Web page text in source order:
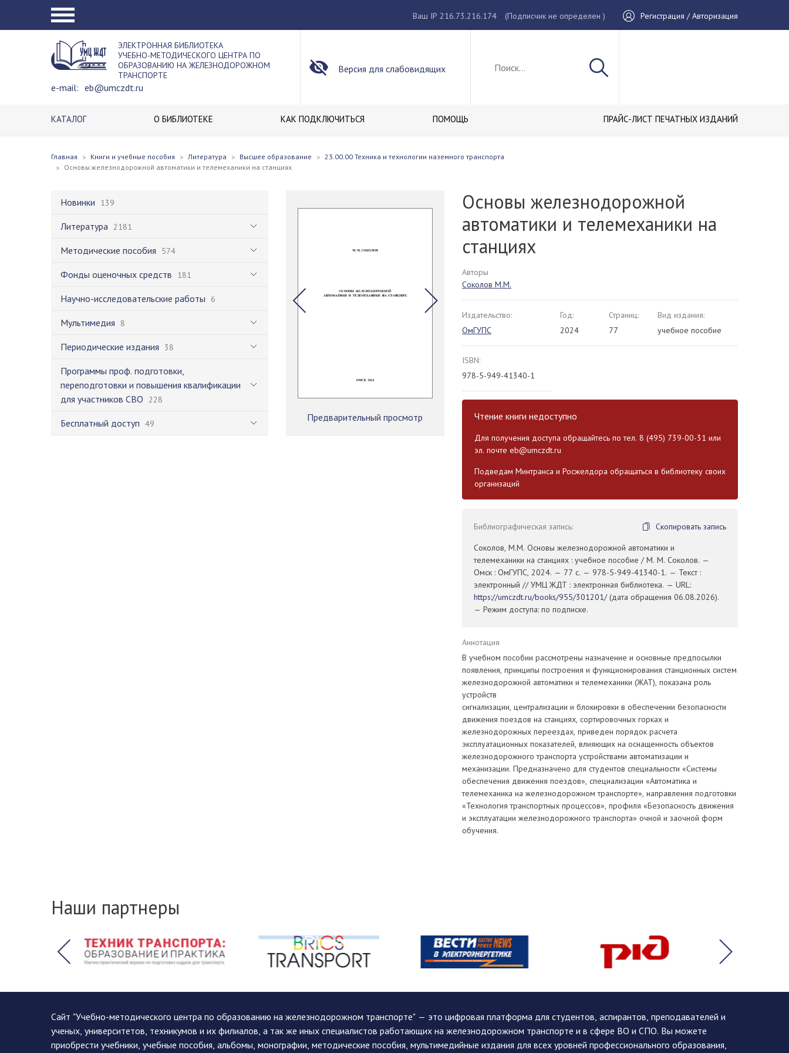
Ваш IP 216.73.216.174 (Подписчик не определен ) Регистрация / Авторизация
ЭЛЕКТРОННАЯ БИБЛИОТЕКА
УЧЕБНО-МЕТОДИЧЕСКОГО ЦЕНТРА ПО
ОБРАЗОВАНИЮ НА ЖЕЛЕЗНОДОРОЖНОМ
ТРАНСПОРТЕ
e-mail: eb@umczdt.ru
Версия для слабовидящих
КАТАЛОГ О БИБЛИОТЕКЕ КАК ПОДКЛЮЧИТЬСЯ ПОМОЩЬ ПРАЙС-ЛИСТ ПЕЧАТНЫХ ИЗДАНИЙ
Главная Книги и учебные пособия Литература Высшее образование
23.00.00 Техника и технологии наземного транспорта
Основы железнодорожной автоматики и телемеханики на станциях
Новинки 139
Литература 2181
Методические пособия 574
Фонды оценочных средств 181
Научно-исследовательские работы 6
Мультимедия 8
Периодические издания 38
Программы проф. подготовки,
переподготовки и повышения квалификации
для участников СВО 228
Бесплатный доступ 49
Предварительный просмотр
Основы железнодорожной
автоматики и телемеханики на
станциях
Авторы
Соколов М.М.
Издательство:
ОмГУПС
Год:
2024
Страниц:
77
Вид издания:
учебное пособие
ISBN:
978-5-949-41340-1
Чтение книги недоступно
Для получения доступа обращайтесь по тел. 8 (495) 739-00-31 или
эл. почте eb@umczdt.ru
Подведам Минтранса и Росжелдора обращаться в библиотеку своих
организаций
Библиографическая запись:
Скопировать запись
Соколов, М.М. Основы железнодорожной автоматики и
телемеханики на станциях : учебное пособие / М. М. Соколов. —
Омск : ОмГУПС, 2024. — 77 с. — 978-5-949-41340-1. — Текст :
электронный // УМЦ ЖДТ : электронная библиотека. — URL:
https://umczdt.ru/books/955/301201/(дата обращения 06.08.2026).
— Режим доступа: по подписке.
Аннотация
В учебном пособии рассмотрены назначение и основные предпосылки
появления, принципы построения и функционирования станционных систем
железнодорожной автоматики и телемеханики (ЖАТ), показана роль
устройств
сигнализации, централизации и блокировки в обеспечении безопасности
движения поездов на станциях, сортировочных горках и
железнодорожных переездах, приведен порядок расчета
эксплуатационных показателей, влияющих на оснащенность объектов
железнодорожного транспорта устройствами автоматизации и
механизации. Предназначено для студентов специальности «Системы
обеспечения движения поездов», специализации «Автоматика и
телемеханика на железнодорожном транспорте», направления подготовки
«Технология транспортных процессов», профиля «Безопасность движения
и эксплуатации железнодорожного транспорта» очной и заочной форм
обучения.
Наши партнеры
Сайт "Учебно-методического центра по образованию на железнодорожном транспорте" — это цифровая платформа для студентов, аспирантов, преподавателей и
ученых, университетов, техникумов и их филиалов, а так же иных специалистов работающих на железнодорожном транспорте и в сфере ВО и СПО. Вы можете
приобрести учебники, учебные пособия, альбомы, монографии, методические пособия, мультимедийные издания для всех уровней профессионального образования,